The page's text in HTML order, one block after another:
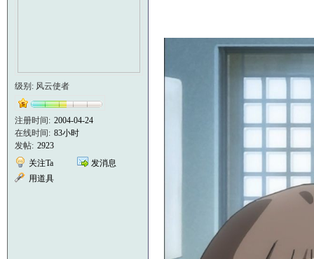
级别: 风云使者
注册时间: 2004-04-24
在线时间: 83小时
发帖: 2923
关注Ta
发消息
用道具